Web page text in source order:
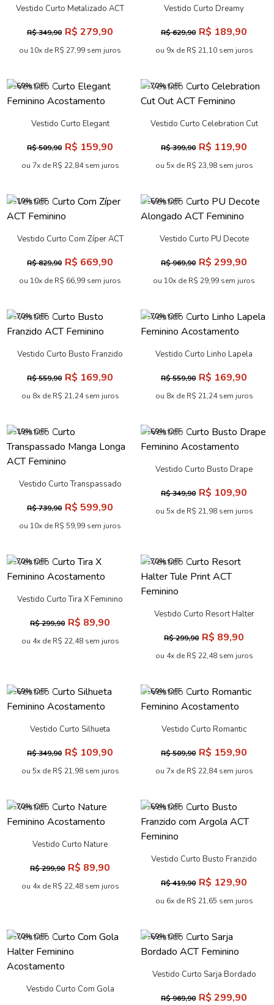
Vestido Curto Metalizado ACT
R$ 349,90 R$ 279,90
ou 10x de R$ 27,99 sem juros
Vestido Curto Dreamy
R$ 629,90 R$ 189,90
ou 9x de R$ 21,10 sem juros
-69% OFF
Vestido Curto Elegant
R$ 509,90 R$ 159,90
ou 7x de R$ 22,84 sem juros
-70% OFF
Vestido Curto Celebration Cut
R$ 399,90 R$ 119,90
ou 5x de R$ 23,98 sem juros
-19% OFF
Vestido Curto Com Zíper ACT
R$ 829,90 R$ 669,90
ou 10x de R$ 66,99 sem juros
-69% OFF
Vestido Curto PU Decote
R$ 969,90 R$ 299,90
ou 10x de R$ 29,99 sem juros
-70% OFF
Vestido Curto Busto Franzido
R$ 559,90 R$ 169,90
ou 8x de R$ 21,24 sem juros
-70% OFF
Vestido Curto Linho Lapela
R$ 559,90 R$ 169,90
ou 8x de R$ 21,24 sem juros
-19% OFF
Vestido Curto Transpassado
R$ 739,90 R$ 599,90
ou 10x de R$ 59,99 sem juros
-69% OFF
Vestido Curto Busto Drape
R$ 349,90 R$ 109,90
ou 5x de R$ 21,98 sem juros
-70% OFF
Vestido Curto Tira X Feminino
R$ 299,90 R$ 89,90
ou 4x de R$ 22,48 sem juros
-70% OFF
Vestido Curto Resort Halter
R$ 299,90 R$ 89,90
ou 4x de R$ 22,48 sem juros
-69% OFF
Vestido Curto Silhueta
R$ 349,90 R$ 109,90
ou 5x de R$ 21,98 sem juros
-69% OFF
Vestido Curto Romantic
R$ 509,90 R$ 159,90
ou 7x de R$ 22,84 sem juros
-70% OFF
Vestido Curto Nature
R$ 299,90 R$ 89,90
ou 4x de R$ 22,48 sem juros
-69% OFF
Vestido Curto Busto Franzido
R$ 419,90 R$ 129,90
ou 6x de R$ 21,65 sem juros
-70% OFF
Vestido Curto Com Gola
-69% OFF
Vestido Curto Sarja Bordado
R$ 969,90 R$ 299,90